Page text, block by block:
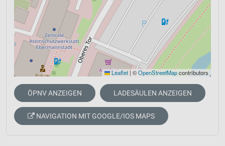
Leaflet | ©OpenStreetMapcontributors
ÖPNV ANZEIGEN LADESÄULEN ANZEIGEN
NAVIGATION MIT GOOGLE/IOS MAPS